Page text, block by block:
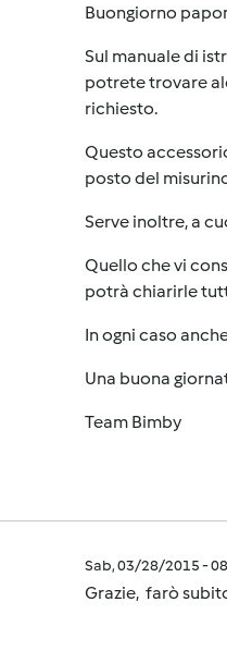
Buongiorno
Sul manuale di
potrete trovare
richiesto.
Questo
posto del
Serve inoltre, a
Quello che vi
potrà chiarirle
In ogni caso
Una buona
Team Bimby
Sab, 03/28/2015 -
Grazie, farò